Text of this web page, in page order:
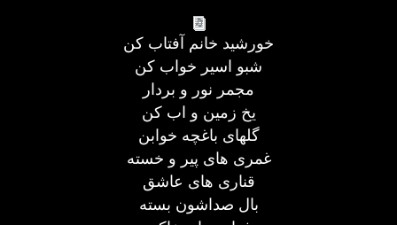
خورشید خانم آفتاب کن
شبو اسیر خواب کن
مجمر نور و بردار
یخ زمین و اب کن
گلهای باغچه خوابن
غمری های پیر و خسته
قناری های عاشق
بال صداشون بسته